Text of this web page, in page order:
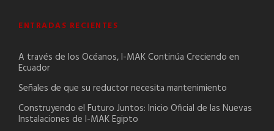
ENTRADAS RECIENTES
A través de los Océanos, I-MAK Continúa Creciendo en
Ecuador
Señales de que su reductor necesita mantenimiento
Construyendo el Futuro Juntos: Inicio Oficial de las Nuevas
Instalaciones de I-MAK Egipto